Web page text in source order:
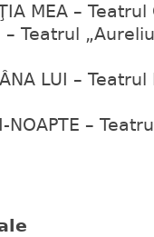
MEA –
– Teatrul
LUI –
NOAPTE –